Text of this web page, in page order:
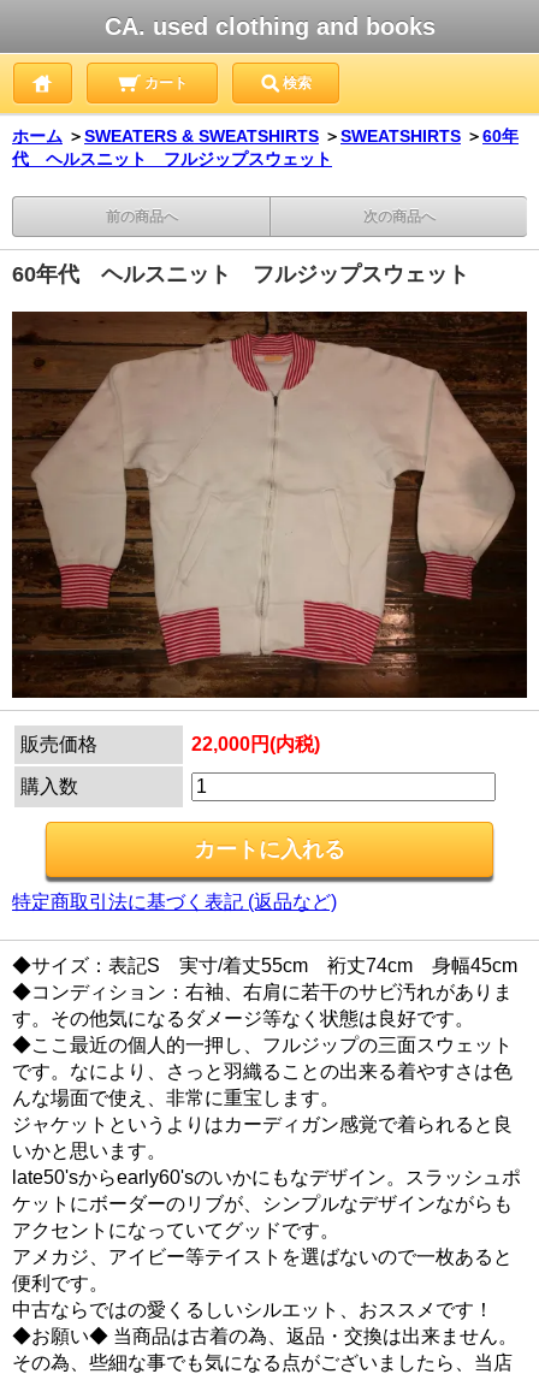
CA. used clothing and books
カート 検索
ホーム ＞SWEATERS & SWEATSHIRTS ＞SWEATSHIRTS ＞60年
代 ヘルスニット フルジップスウェット
前の商品へ 次の商品へ
60年代 ヘルスニット フルジップスウェット
販売価格 22,000円(内税)
購入数
特定商取引法に基づく表記 (返品など)
◆サイズ：表記S 実寸/着丈55cm 裄丈74cm 身幅45cm
◆コンディション：右袖、右肩に若干のサビ汚れがありま
す。その他気になるダメージ等なく状態は良好です。
◆ここ最近の個人的一押し、フルジップの三面スウェット
です。なにより、さっと羽織ることの出来る着やすさは色
んな場面で使え、非常に重宝します。
ジャケットというよりはカーディガン感覚で着られると良
いかと思います。
late50'sからearly60'sのいかにもなデザイン。スラッシュポ
ケットにボーダーのリブが、シンプルなデザインながらも
アクセントになっていてグッドです。
アメカジ、アイビー等テイストを選ばないので一枚あると
便利です。
中古ならではの愛くるしいシルエット、おススメです！
◆お願い◆ 当商品は古着の為、返品・交換は出来ません。
その為、些細な事でも気になる点がございましたら、当店